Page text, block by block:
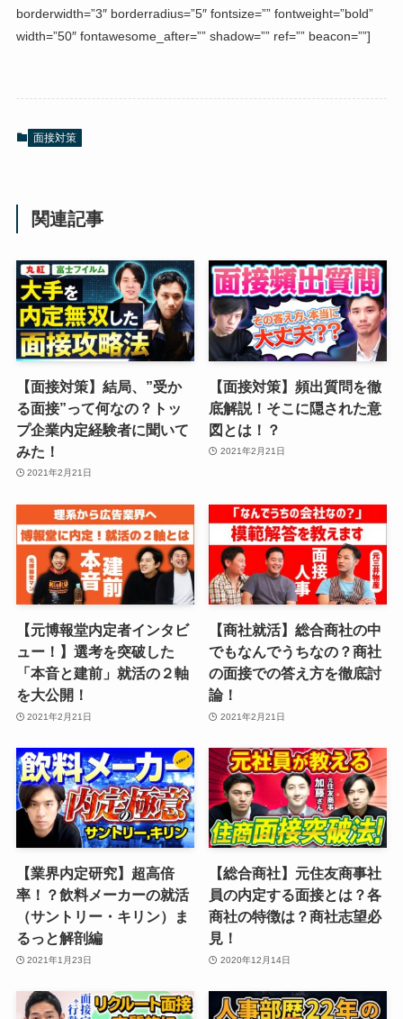
borderwidth=”3″ borderradius=”5″ fontsize=”” fontweight=”bold”
width=”50″ fontawesome_after=”” shadow=”” ref=”” beacon=””]
面接対策
関連記事
【面接対策】結局、”受か
る面接”って何なの？トッ
プ企業内定経験者に聞いて
みた！
2021年2月21日
【面接対策】頻出質問を徹
底解説！そこに隠された意
図とは！？
2021年2月21日
【元博報堂内定者インタビ
ュー！】選考を突破した
「本音と建前」就活の２軸
を大公開！
2021年2月21日
【商社就活】総合商社の中
でもなんでうちなの？商社
の面接での答え方を徹底討
論！
2021年2月21日
【業界内定研究】超高倍
率！？飲料メーカーの就活
（サントリー・キリン）ま
るっと解剖編
2021年1月23日
【総合商社】元住友商事社
員の内定する面接とは？各
商社の特徴は？商社志望必
見！
2020年12月14日